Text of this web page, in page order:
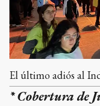
El último adiós al
* Cobertura de